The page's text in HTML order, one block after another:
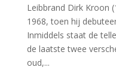
Leibbrand Dirk Kroon
1968, toen hij
Inmiddels staat de
de laatste twee
oud,...